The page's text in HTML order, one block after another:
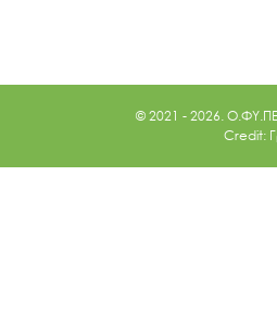
© 2021 - 2026.
Credit: